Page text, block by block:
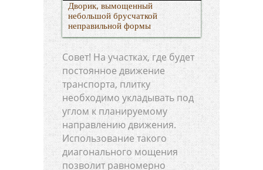
Дворик, вымощенный
небольшой брусчаткой
неправильной формы
Совет! На участках, где будет
постоянное движение
транспорта, плитку
необходимо укладывать под
углом к планируемому
направлению движения.
Использование такого
диагонального мощения
позволит равномерно